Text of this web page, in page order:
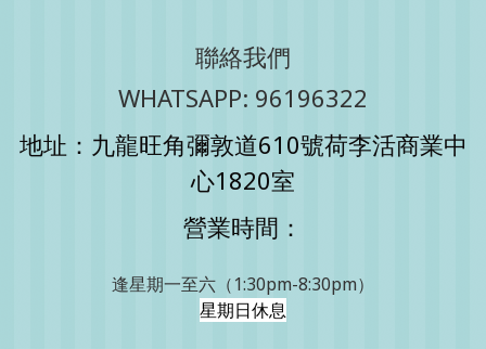
聯絡我們
WHATSAPP: 96196322
地址：九龍旺角彌敦道610號荷李活商業中
心1820室
營業時間：
逢星期一至六（1:30pm-8:30pm）
星期日休息